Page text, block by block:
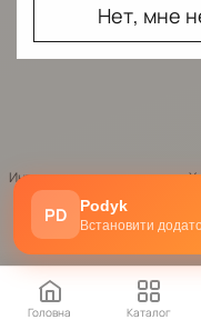
Нет, мне
Интернет-магазин создан с
Головна Каталог
PD Podyk
Встановити